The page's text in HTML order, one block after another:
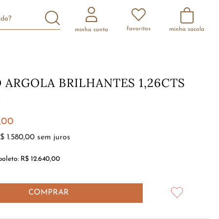
minha conta favoritos
ARGOLA BRILHANTES 1,26CTS
00
1.580,00 sem juros
R$ 12.640,00
COMPRAR